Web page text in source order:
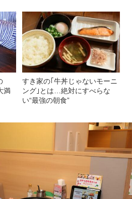
満
すき家の｢牛丼じゃないモーニ
ング｣とは…絶対にすべらな
い“最強の朝食”